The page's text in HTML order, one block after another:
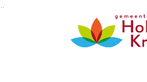
Ga naar de inhoud van deze